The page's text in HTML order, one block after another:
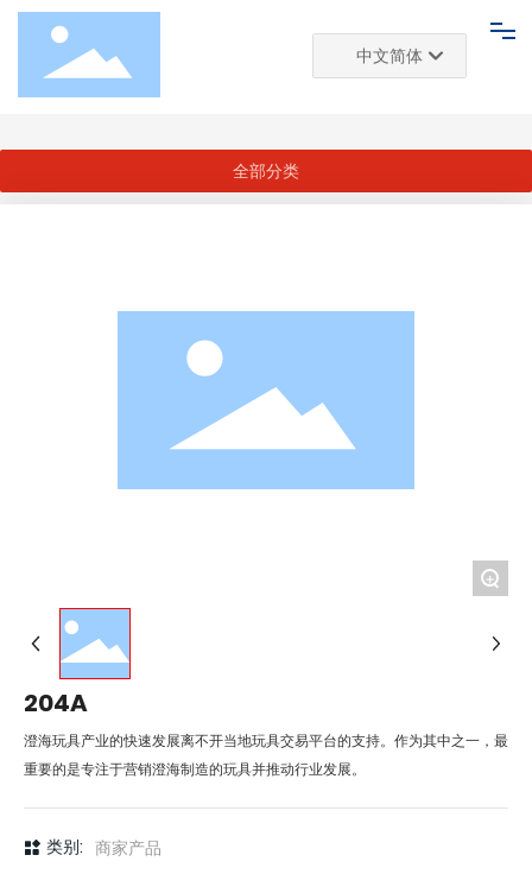
网站首页
中文简体
English
首页 推荐商家 204A
全部分类
+
204A
澄海玩具产业的快速发展离不开当地玩具交易平台的支持。作为其中之一，最
重要的是专注于营销澄海制造的玩具并推动行业发展。
类别: 商家产品